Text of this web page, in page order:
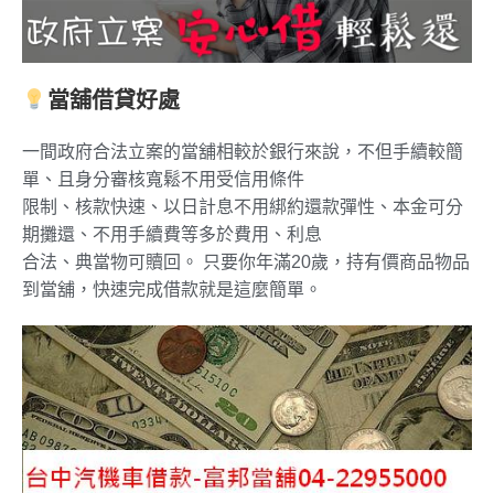
當舖借貸好處
一間政府合法立案的當舖相較於銀行來說，不但手續較簡
單、且身分審核寬鬆不用受信用條件
限制、核款快速、以日計息不用綁約還款彈性、本金可分
期攤還、不用手續費等多於費用、利息
合法、典當物可贖回。 只要你年滿20歲，持有價商品物品
到當舖，快速完成借款就是這麼簡單。